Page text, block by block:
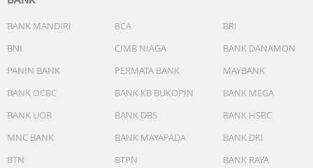
BANK MANDIRI BCA
BRI
BNI
CIMB NIAGA
BANK DANAMON
PANIN BANK
PERMATA BANK
MAYBANK
BANK OCBC
BANK KB BUKOPIN
BANK MEGA
BANK UOB
BANK DBS
BANK HSBC
MNC BANK
BANK MAYAPADA
BANK DKI
BTN
BTPN BANK RAYA